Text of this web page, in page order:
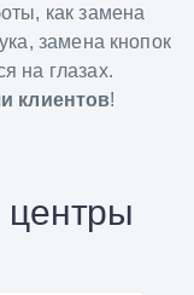
как замена
замена кнопок
на глазах.
клиентов!